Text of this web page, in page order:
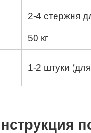
2-4 стержня
50 кг
1-2 штуки